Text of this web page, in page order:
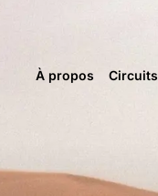
À propos Circuits